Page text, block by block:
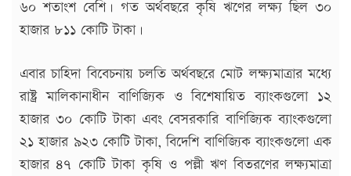
৬০ শতাংশ বেশি। গত অর্থবছরে কৃষি ঋণের লক্ষ্য ছিল ৩০
হাজার ৮১১ কোটি টাকা।
এবার চাহিদা বিবেচনায় চলতি অর্থবছরে মোট লক্ষ্যমাত্রার মধ্যে
রাষ্ট্র মালিকানাধীন বাণিজ্যিক ও বিশেষায়িত ব্যাংকগুলো ১২
হাজার ৩০ কোটি টাকা এবং বেসরকারি বাণিজ্যিক ব্যাংকগুলো
২১ হাজার ৯২৩ কোটি টাকা, বিদেশি বাণিজ্যিক ব্যাংকগুলো এক
হাজার ৪৭ কোটি টাকা কৃষি ও পল্লী ঋণ বিতরণের লক্ষ্যমাত্রা